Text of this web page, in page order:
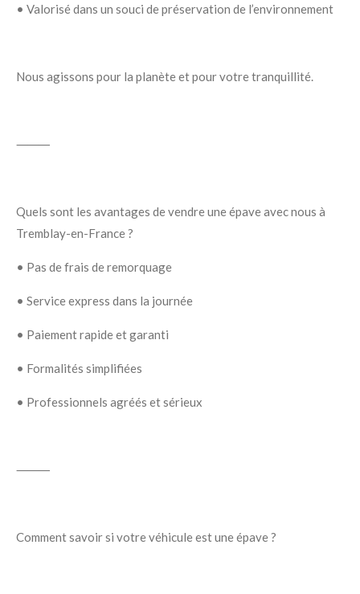
• Valorisé dans un souci de préservation de l’environnement
Nous agissons pour la planèteetpour votre tranquillité.
⸻
Quels sont les avantages de vendre une épave avec nous à
Tremblay-en-France ?
• Pas de frais de remorquage
• Service express dans la journée
• Paiement rapide et garanti
• Formalités simplifiées
• Professionnels agréés et sérieux
⸻
Comment savoir si votre véhicule est une épave ?